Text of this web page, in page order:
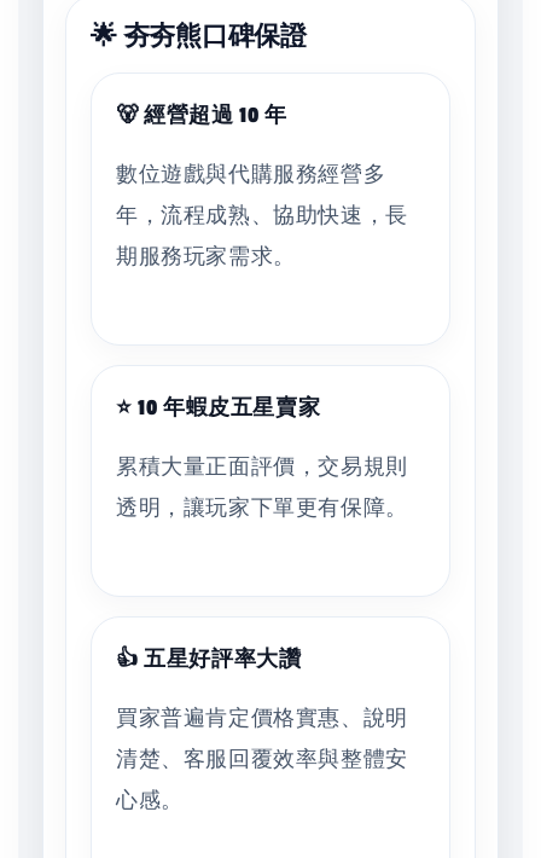
🌟 夯夯熊口碑保證
🐻 經營超過 10 年
數位遊戲與代購服務經營多
年，流程成熟、協助快速，長
期服務玩家需求。
⭐ 10 年蝦皮五星賣家
累積大量正面評價，交易規則
透明，讓玩家下單更有保障。
👍 五星好評率大讚
買家普遍肯定價格實惠、說明
清楚、客服回覆效率與整體安
心感。